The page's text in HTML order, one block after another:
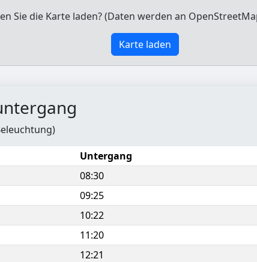
Sie die Karte laden? (Daten werden an
Karte laden
Untergang
08:30
09:25
10:22
11:20
12:21